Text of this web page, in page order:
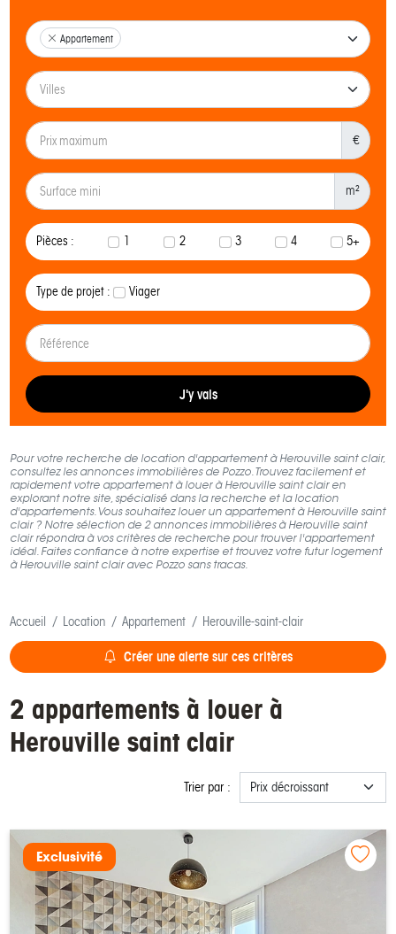
Appartement
€
m²
Pièces : 1 2 3 4 5+
Type de projet : Viager
J'y vais
Pour votre recherche de location d'appartement à Herouville saint clair,
consultez les annonces immobilières de Pozzo. Trouvez facilement et
rapidement votre appartement à louer à Herouville saint clair en
explorant notre site, spécialisé dans la recherche et la location
d'appartements. Vous souhaitez louer un appartement à Herouville saint
clair ? Notre sélection de 2 annonces immobilières à Herouville saint
clair répondra à vos critères de recherche pour trouver l'appartement
idéal. Faites confiance à notre expertise et trouvez votre futur logement
à Herouville saint clair avec Pozzo sans tracas.
Accueil Location Appartement Herouville-saint-clair
Créer une alerte sur ces critères
2 appartements à louer à
Herouville saint clair
Trier par :
Exclusivité